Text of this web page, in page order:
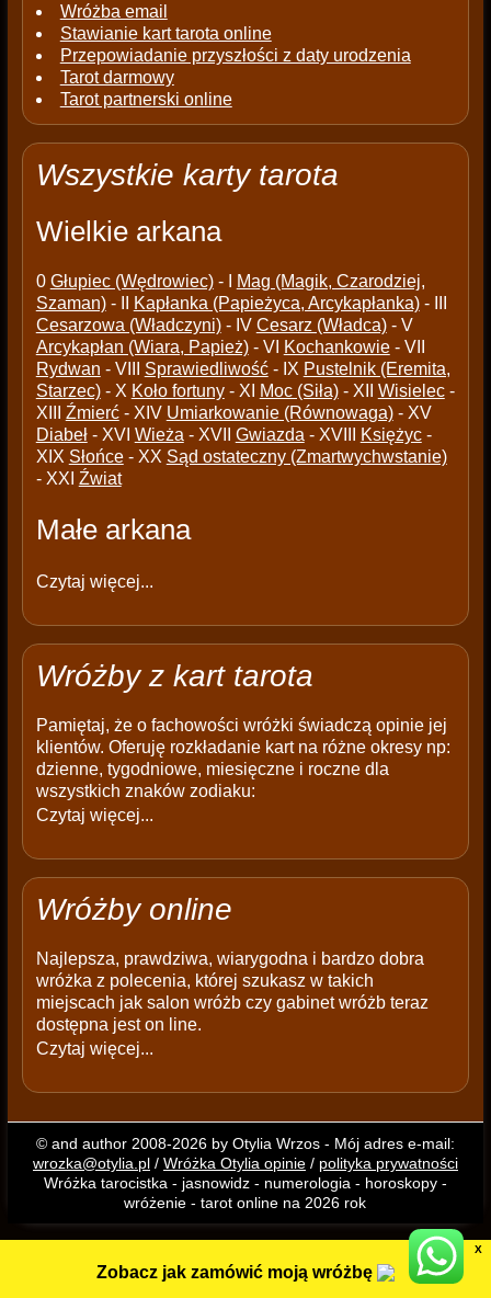
Wróżba email
Stawianie kart tarota online
Przepowiadanie przyszłości z daty urodzenia
Tarot darmowy
Tarot partnerski online
Wszystkie karty tarota
Wielkie arkana
0 Głupiec (Wędrowiec)- I
Mag (Magik, Czarodziej,
Szaman)- II Kapłanka (Papieżyca, Arcykapłanka)- III
Cesarzowa (Władczyni)- IV Cesarz (Władca)- V
Arcykapłan (Wiara, Papież)- VI Kochankowie- VII
Rydwan - VIII Sprawiedliwość- IX Pustelnik (Eremita,
Starzec)- X Koło fortuny- XI Moc (Siła)- XII Wisielec-
XIII Źmierć- XIV Umiarkowanie (Równowaga)- XV
Diabeł- XVI Wieża - XVII Gwiazda - XVIII Księżyc-
XIX Słońce- XX Sąd ostateczny (Zmartwychwstanie)
- XXI Źwiat
Małe arkana
Czytaj więcej...
Wróżby z kart tarota
Pamiętaj, że o fachowości wróżki świadczą opinie jej
klientów. Oferuję rozkładanie kart na różne okresy np:
dzienne, tygodniowe, miesięczne i roczne dla
wszystkich znaków zodiaku:
Czytaj więcej...
Wróżby online
Najlepsza, prawdziwa, wiarygodna i bardzo dobra
wróżka z polecenia, której szukasz w takich
miejscach jak salon wróżb czy gabinet wróżb teraz
dostępna jest on line.
Czytaj więcej...
© and author 2008-2026 by Otylia Wrzos - Mój adres e-mail:
wrozka@otylia.pl/ Wróżka Otylia opinie/ polityka prywatności
Wróżka tarocistka - jasnowidz - numerologia - horoskopy -
wróżenie - tarot online na 2026 rok
X
Zobacz jak zamówić moją wróżbę